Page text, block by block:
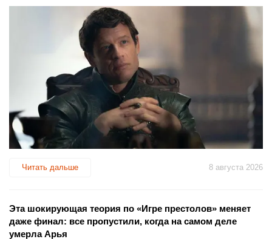
Читать дальше 8 августа 2026
Эта шокирующая теория по «Игре престолов» меняет
даже финал: все пропустили, когда на самом деле
умерла Арья